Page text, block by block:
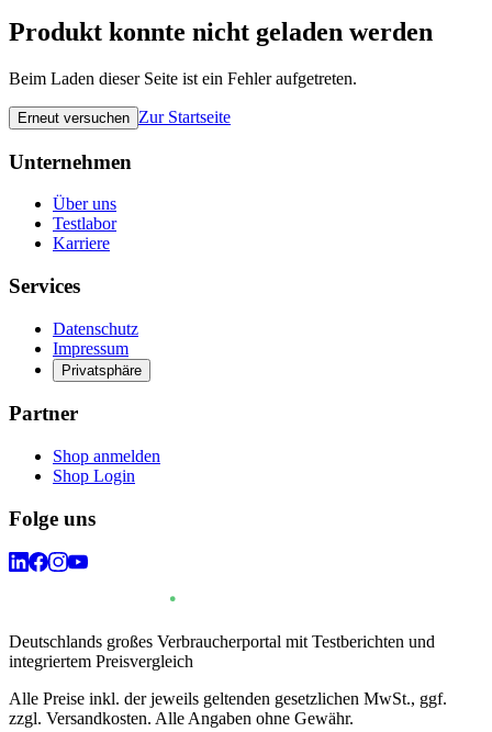
Produkt konnte nicht geladen werden
Beim Laden dieser Seite ist ein Fehler aufgetreten.
Erneut versuchen Zur Startseite
Unternehmen
Über uns
Testlabor
Karriere
Services
Datenschutz
Impressum
Privatsphäre
Partner
Shop anmelden
Shop Login
Folge uns
Deutschlands großes Verbraucherportal mit Testberichten und
integriertem Preisvergleich
Alle Preise inkl. der jeweils geltenden gesetzlichen MwSt., ggf.
zzgl. Versandkosten. Alle Angaben ohne Gewähr.